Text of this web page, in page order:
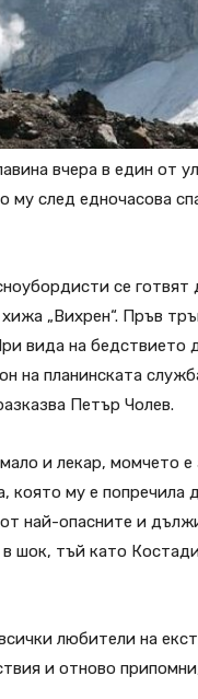
вчера в един от
му след едночасова
се готвят
„Вихрен“. Пръв
вида на бедствието
на планинската
Петър Чолев.
и лекар, момчето е
която му е попречила
най-опасните и
шок, тъй като
любители на
и отново